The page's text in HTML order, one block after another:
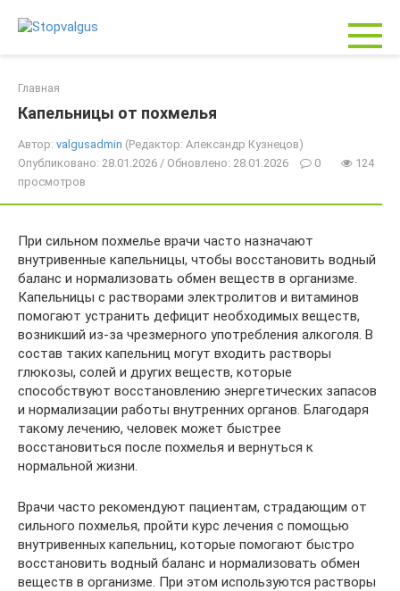
Главная
Капельницы от похмелья
Автор: valgusadmin (Редактор: Александр Кузнецов)
Опубликовано: 28.01.2026 / Обновлено: 28.01.2026
0
124
просмотров
При сильном похмелье врачи часто назначают
внутривенные капельницы, чтобы восстановить водный
баланс и нормализовать обмен веществ в организме.
Капельницы с растворами электролитов и витаминов
помогают устранить дефицит необходимых веществ,
возникший из-за чрезмерного употребления алкоголя. В
состав таких капельниц могут входить растворы
глюкозы, солей и других веществ, которые
способствуют восстановлению энергетических запасов
и нормализации работы внутренних органов. Благодаря
такому лечению, человек может быстрее
восстановиться после похмелья и вернуться к
нормальной жизни.
Врачи часто рекомендуют пациентам, страдающим от
сильного похмелья, пройти курс лечения с помощью
внутривенных капельниц, которые помогают быстро
восстановить водный баланс и нормализовать обмен
веществ в организме. При этом используются растворы